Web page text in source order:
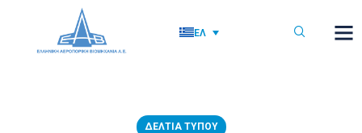
ΕΛ
ΔΕΛΤΊΑ ΤΎΠΟΥ